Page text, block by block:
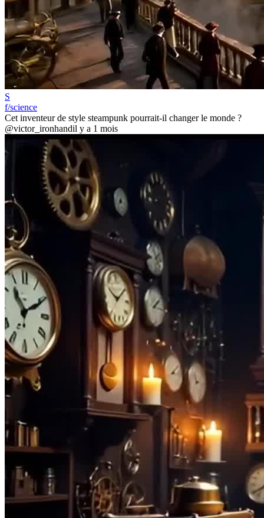
S
f/science
Cet inventeur de style steampunk pourrait-il changer le monde ?
@victor_ironhandil y a 1 mois